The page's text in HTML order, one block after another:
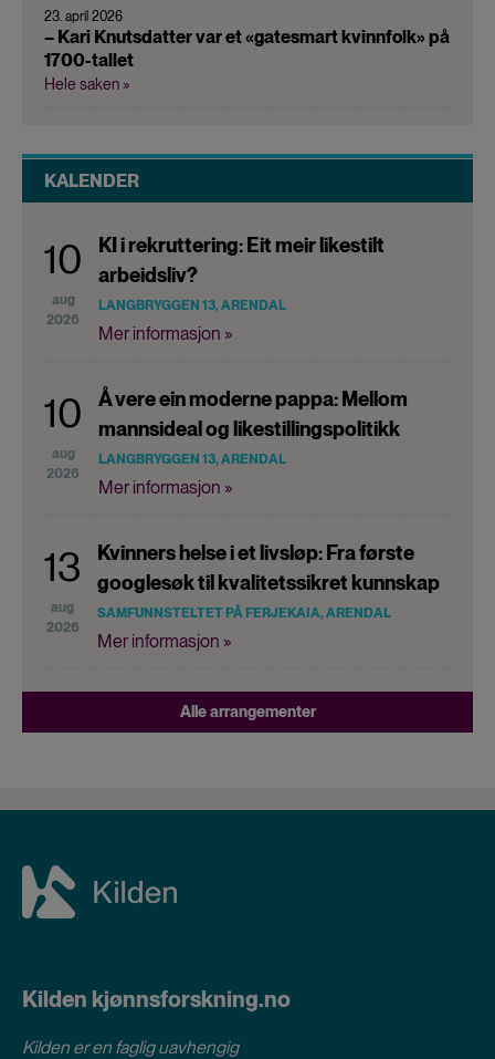
23. april 2026
– Kari Knutsdatter var et «gatesmart kvinnfolk» på
1700-tallet
Hele saken »
KALENDER
10
aug
2026
KI i rekruttering: Eit meir likestilt
arbeidsliv?
LANGBRYGGEN 13, ARENDAL
Mer informasjon »
10
aug
2026
Å vere ein moderne pappa: Mellom
mannsideal og likestillingspolitikk
LANGBRYGGEN 13, ARENDAL
Mer informasjon »
13
aug
2026
Kvinners helse i et livsløp: Fra første
googlesøk til kvalitetssikret kunnskap
SAMFUNNSTELTET PÅ FERJEKAIA, ARENDAL
Mer informasjon »
Alle arrangementer
Kilden kjønnsforskning.no
Kilden er en faglig uavhengig